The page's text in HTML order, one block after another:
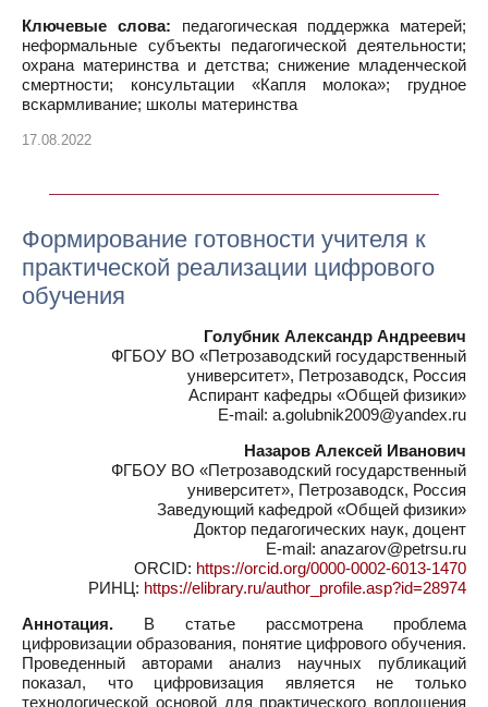
Ключевые слова: педагогическая поддержка матерей;
неформальные субъекты педагогической деятельности;
охрана материнства и детства; снижение младенческой
смертности; консультации «Капля молока»; грудное
вскармливание; школы материнства
17.08.2022
Формирование готовности учителя к
практической реализации цифрового
обучения
Голубник Александр Андреевич
ФГБОУ ВО «Петрозаводский государственный
университет», Петрозаводск, Россия
Аспирант кафедры «Общей физики»
E-mail: a.golubnik2009@yandex.ru
Назаров Алексей Иванович
ФГБОУ ВО «Петрозаводский государственный
университет», Петрозаводск, Россия
Заведующий кафедрой «Общей физики»
Доктор педагогических наук, доцент
E-mail: anazarov@petrsu.ru
ORCID: https://orcid.org/0000-0002-6013-1470
РИНЦ: https://elibrary.ru/author_profile.asp?id=28974
Аннотация. В статье рассмотрена проблема
цифровизации образования, понятие цифрового обучения.
Проведенный авторами анализ научных публикаций
показал, что цифровизация является не только
технологической основой для практического воплощения